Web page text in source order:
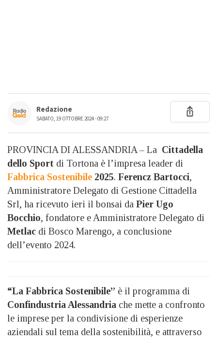
Redazione
SABATO, 19 OTTOBRE 2024 - 09:27
PROVINCIA DI ALESSANDRIA – La Cittadella
dello Sport di Tortona è l’impresa leader di
Fabbrica Sostenibile 2025. Ferencz Bartocci,
Amministratore Delegato di Gestione Cittadella
Srl, ha ricevuto ieri il bonsai da Pier Ugo
Bocchio, fondatore e Amministratore Delegato di
Metlac di Bosco Marengo, a conclusione
dell’evento 2024.
“La Fabbrica Sostenibile” è il programma di
Confindustria Alessandria che mette a confronto
le imprese per la condivisione di esperienze
aziendali sul tema della sostenibilità, e attraverso